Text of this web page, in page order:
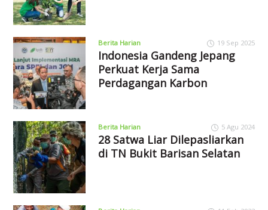
Berita Harian 19 Sep 2025
Indonesia Gandeng Jepang
Perkuat Kerja Sama
Perdagangan Karbon
Berita Harian 5 Agu 2024
28 Satwa Liar Dilepasliarkan
di TN Bukit Barisan Selatan